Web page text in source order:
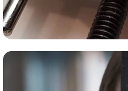
Сервис часов